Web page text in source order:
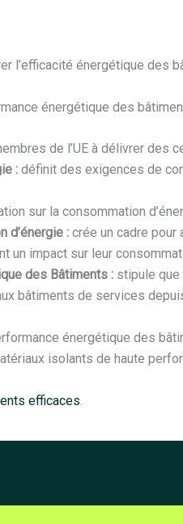
l’efficacité énergétique des
énergétique des
de l’UE à délivrer des
: définit des exigences de
sur la consommation
d’énergie : crée un cadre pour
un impact sur leur
des Bâtiments : stipule que
bâtiments de services
énergétique des
isolants de haute
efficaces.